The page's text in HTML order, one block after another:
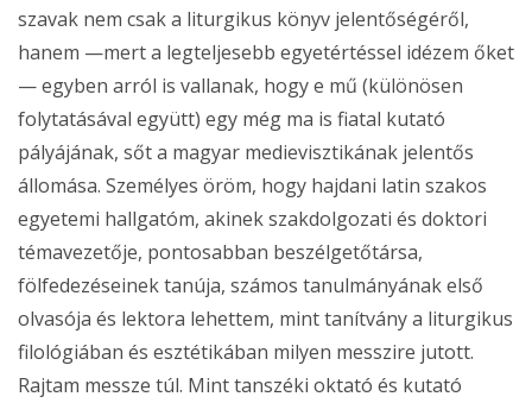
szavak nem csak a liturgikus könyv jelentőségéről,
hanem —mert a legteljesebb egyetértéssel idézem őket
— egyben arról is vallanak, hogy e mű (különösen
folytatásával együtt) egy még ma is fiatal kutató
pályájának, sőt a magyar medievisztikának jelentős
állomása. Személyes öröm, hogy hajdani latin szakos
egyetemi hallgatóm, akinek szakdolgozati és doktori
témavezetője, pontosabban beszélgetőtársa,
fölfedezéseinek tanúja, számos tanulmányának első
olvasója és lektora lehettem, mint tanítvány a liturgikus
filológiában és esztétikában milyen messzire jutott.
Rajtam messze túl. Mint tanszéki oktató és kutató